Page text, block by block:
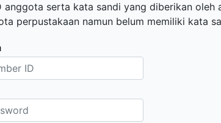
anggota serta kata sandi yang diberikan
perpustakaan namun belum memiliki kata